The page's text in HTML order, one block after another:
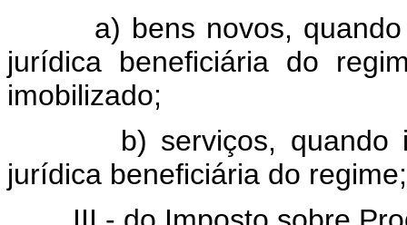
a) bens novos, quando
jurídica beneficiária do
imobilizado;
b) serviços, quando
jurídica beneficiária do